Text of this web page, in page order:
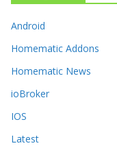
k
n
n
n
a
f
Android
Homematic Addons
Homematic News
ioBroker
IOS
Latest